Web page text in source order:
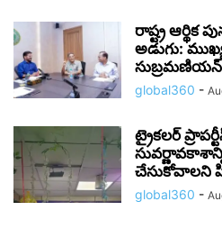
రాష్ట్ర ఆర్థిక
అడుగు:
global360 -
ట్రైకలర్
చేసుకోవాలని
global360 -